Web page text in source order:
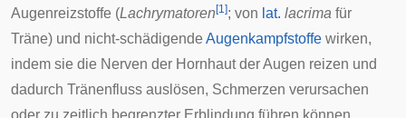
Augenreizstoffe (Lachrymatoren [1]; von lat. lacrima für
Träne) und nicht-schädigende Augenkampfstoffe wirken,
indem sie die Nerven der Hornhautder Augen reizen und
dadurch Tränenfluss auslösen, Schmerzen verursachen
oder zu zeitlich begrenzter Erblindung führen können.